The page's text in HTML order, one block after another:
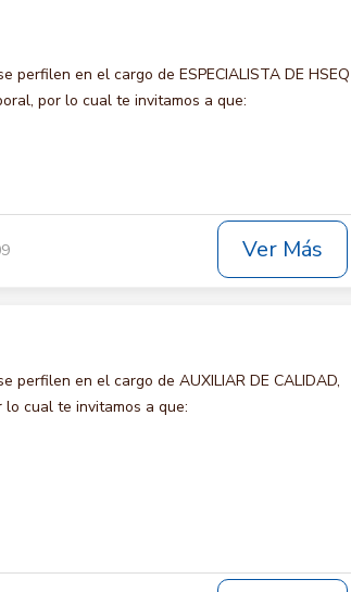
en el cargo de ESPECIALISTA DE HSEQ
por lo cual te invitamos a que:
Ver Más
perfilen en el cargo de AUXILIAR DE CALIDAD,
cual te invitamos a que: